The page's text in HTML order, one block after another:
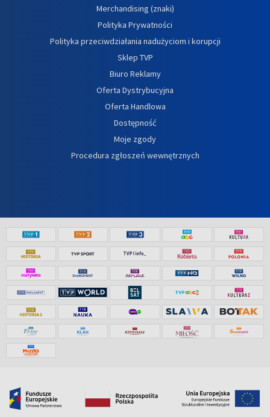
Merchandising (znaki)
Polityka Prywatności
Polityka przeciwdziałania nadużyciom i korupcji
Sklep TVP
Biuro Reklamy
Oferta Dystrybucyjna
Oferta Handlowa
Dostępność
Moje zgody
Procedura zgłoszeń wewnętrznych